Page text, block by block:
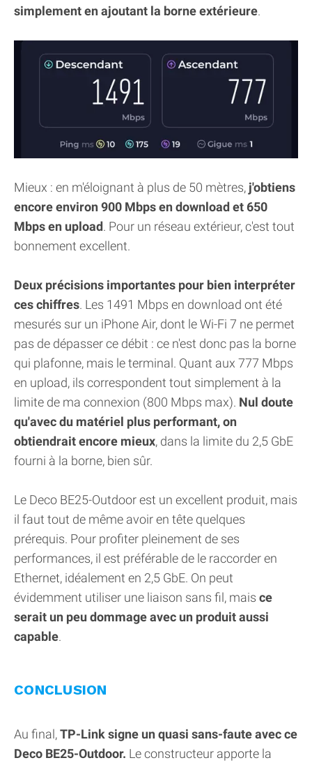
simplement en ajoutant la borne extérieure.
Mieux : en m'éloignant à plus de 50 mètres, j'obtiens
encore environ 900 Mbps en download et 650
Mbps en upload. Pour un réseau extérieur, c'est tout
bonnement excellent.
Deux précisions importantes pour bien interpréter
ces chiffres. Les 1491 Mbps en download ont été
mesurés sur un iPhone Air, dont le Wi-Fi 7 ne permet
pas de dépasser ce débit : ce n'est donc pas la borne
qui plafonne, mais le terminal. Quant aux 777 Mbps
en upload, ils correspondent tout simplement à la
limite de ma connexion (800 Mbps max). Nul doute
qu'avec du matériel plus performant, on
obtiendrait encore mieux, dans la limite du 2,5 GbE
fourni à la borne, bien sûr.
Le Deco BE25-Outdoor est un excellent produit, mais
il faut tout de même avoir en tête quelques
prérequis. Pour profiter pleinement de ses
performances, il est préférable de le raccorder en
Ethernet, idéalement en 2,5 GbE. On peut
évidemment utiliser une liaison sans fil, mais ce
serait un peu dommage avec un produit aussi
capable.
CONCLUSION
Au final,TP-Link signe un quasi sans-faute avec ce
Deco BE25-Outdoor. Le constructeur apporte la